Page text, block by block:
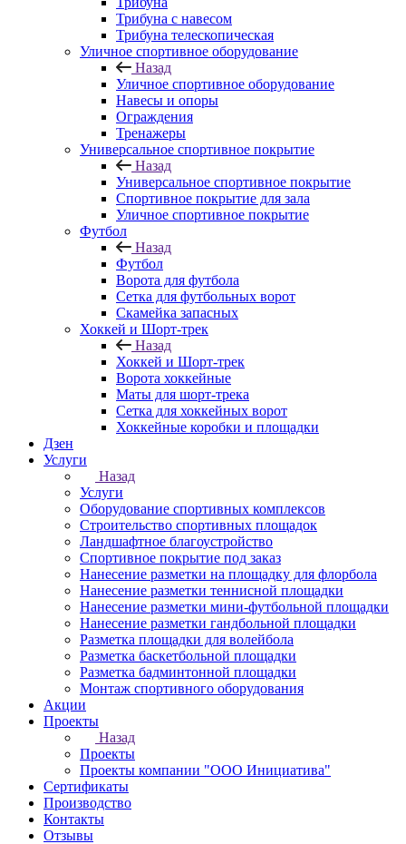
Трибуна с навесом
Трибуна телескопическая
Уличное спортивное оборудование
Назад
Уличное спортивное оборудование
Навесы и опоры
Ограждения
Тренажеры
Универсальное спортивное покрытие
Назад
Универсальное спортивное покрытие
Спортивное покрытие для зала
Уличное спортивное покрытие
Футбол
Назад
Футбол
Ворота для футбола
Сетка для футбольных ворот
Скамейка запасных
Хоккей и Шорт-трек
Назад
Хоккей и Шорт-трек
Ворота хоккейные
Маты для шорт-трека
Сетка для хоккейных ворот
Хоккейные коробки и площадки
Дзен
Услуги
Назад
Услуги
Оборудование спортивных комплексов
Строительство спортивных площадок
Ландшафтное благоустройство
Спортивное покрытие под заказ
Нанесение разметки на площадку для флорбола
Нанесение разметки теннисной площадки
Нанесение разметки мини-футбольной площадки
Нанесение разметки гандбольной площадки
Разметка площадки для волейбола
Разметка баскетбольной площадки
Разметка бадминтонной площадки
Монтаж спортивного оборудования
Акции
Проекты
Назад
Проекты
Проекты компании "ООО Инициатива"
Сертификаты
Производство
Контакты
Отзывы